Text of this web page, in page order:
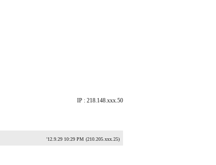
IP : 218.148.xxx.50
'12.9.29 10:29 PM (210.205.xxx.25)